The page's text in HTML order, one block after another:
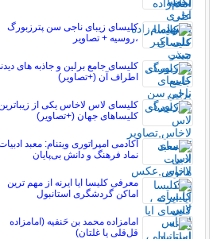
کلیسای زیبای ناجی سن پترزبورگ
،روسیه + تصاویر
کلیسای جامع برلین و جاذبه های
اطراف آن (+تصاویر)
کلیسای لاس لاخاس یکی از
کلیساهای جهان (+تصاویر)
آکادمی امپراتوری ویتنام: معبد
نماد فرهنگ و دانش بی‌پایان
معرفی کلیسا ایا ایرنه از مهم ترین
اماکن گردشگری استانبول
امامزاده محمد بن حَنفیه (امامزاده
قل‌قلی یا غلتان)